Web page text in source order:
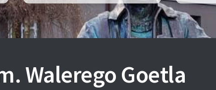
Walerego Goetla